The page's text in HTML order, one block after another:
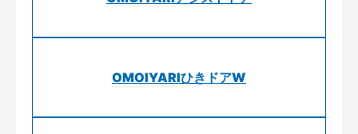
OMOIYARIひきドアW